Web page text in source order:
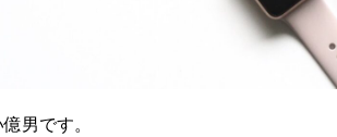
男です。